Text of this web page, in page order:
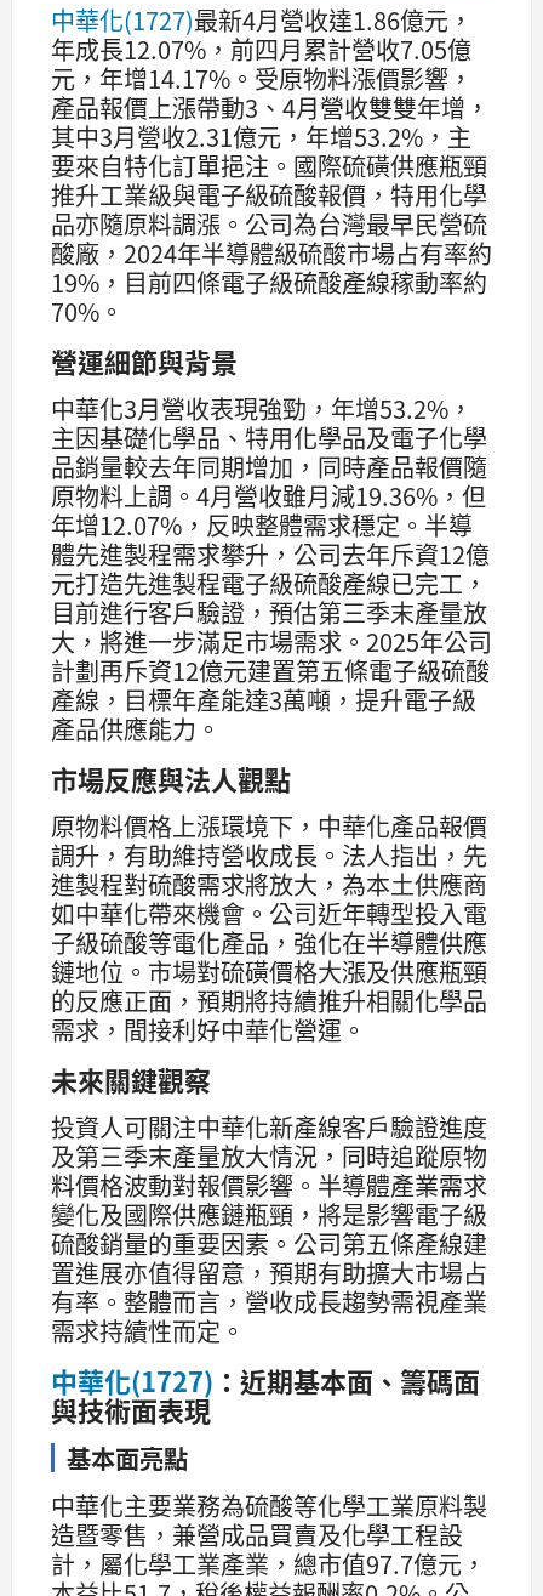
中華化(1727)最新4月營收達1.86億元，
年成長12.07%，前四月累計營收7.05億
元，年增14.17%。受原物料漲價影響，
產品報價上漲帶動3、4月營收雙雙年增，
其中3月營收2.31億元，年增53.2%，主
要來自特化訂單挹注。國際硫磺供應瓶頸
推升工業級與電子級硫酸報價，特用化學
品亦隨原料調漲。公司為台灣最早民營硫
酸廠，2024年半導體級硫酸市場占有率約
19%，目前四條電子級硫酸產線稼動率約
70%。
營運細節與背景
中華化3月營收表現強勁，年增53.2%，
主因基礎化學品、特用化學品及電子化學
品銷量較去年同期增加，同時產品報價隨
原物料上調。4月營收雖月減19.36%，但
年增12.07%，反映整體需求穩定。半導
體先進製程需求攀升，公司去年斥資12億
元打造先進製程電子級硫酸產線已完工，
目前進行客戶驗證，預估第三季末產量放
大，將進一步滿足市場需求。2025年公司
計劃再斥資12億元建置第五條電子級硫酸
產線，目標年產能達3萬噸，提升電子級
產品供應能力。
市場反應與法人觀點
原物料價格上漲環境下，中華化產品報價
調升，有助維持營收成長。法人指出，先
進製程對硫酸需求將放大，為本土供應商
如中華化帶來機會。公司近年轉型投入電
子級硫酸等電化產品，強化在半導體供應
鏈地位。市場對硫磺價格大漲及供應瓶頸
的反應正面，預期將持續推升相關化學品
需求，間接利好中華化營運。
未來關鍵觀察
投資人可關注中華化新產線客戶驗證進度
及第三季末產量放大情況，同時追蹤原物
料價格波動對報價影響。半導體產業需求
變化及國際供應鏈瓶頸，將是影響電子級
硫酸銷量的重要因素。公司第五條產線建
置進展亦值得留意，預期有助擴大市場占
有率。整體而言，營收成長趨勢需視產業
需求持續性而定。
中華化(1727) ：近期基本面、籌碼面
與技術面表現
基本面亮點
中華化主要業務為硫酸等化學工業原料製
造暨零售，兼營成品買賣及化學工程設
計，屬化學工業產業，總市值97.7億元，